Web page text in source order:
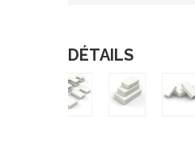
DÉTAILS